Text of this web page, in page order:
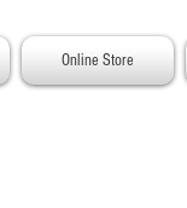
Online Store